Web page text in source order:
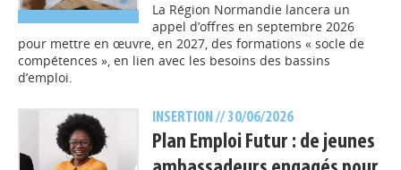
La Région Normandie lancera un
appel d’offres en septembre 2026
pour mettre en œuvre, en 2027, des formations « socle de
compétences », en lien avec les besoins des bassins
d’emploi.
INSERTION // 30/06/2026
Plan Emploi Futur : de jeunes